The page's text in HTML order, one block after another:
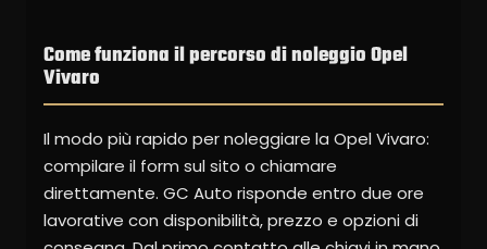
Come funziona il percorso di noleggio Opel
Vivaro
Il modo più rapido per noleggiare la Opel Vivaro:
compilare il form sul sito o chiamare
direttamente. GC Auto risponde entro due ore
lavorative con disponibilità, prezzo e opzioni di